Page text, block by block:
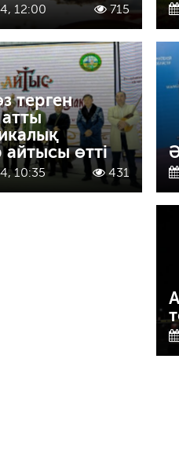
12:00 715
терген
өтті
10:35 431